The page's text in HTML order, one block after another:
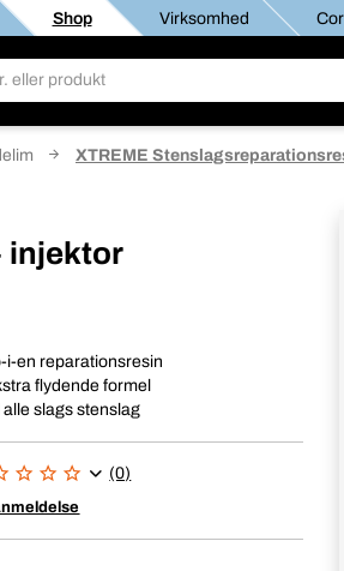
Shop Virksomhed
XTREME
injektor
i-en reparationsresin
flydende formel
alle slags stenslag
(0)